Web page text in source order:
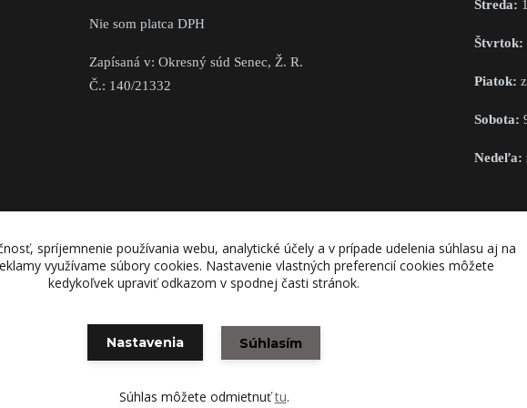
Nie som platca DPH
Zapísaná v: Okresný súd Senec, Ž. R.
Č.: 140/21332
Streda:
Štvrtok:
Piatok:
Sobota:
Nedeľa:
Vytvorené na
spríjemnenie používania webu, analytické účely a v prípade udelenia súhlasu aj na
využívame súbory cookies. Nastavenie vlastných preferencií cookies môžete
kedykoľvek upraviť odkazom v spodnej časti stránok.
Nastavenia Súhlasím
Súhlas môžete odmietnuťtu.